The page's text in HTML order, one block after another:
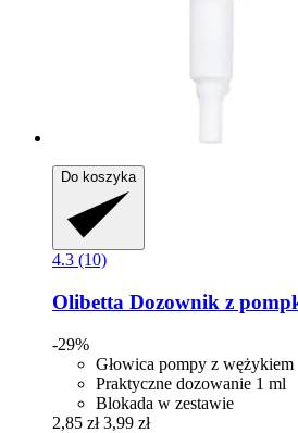
Do koszyka
4.3 (10)
Olibetta Dozownik z
-29%
Głowica pompy z wężykiem
Praktyczne dozowanie 1 ml
Blokada w zestawie
2,85 zł 3,99 zł